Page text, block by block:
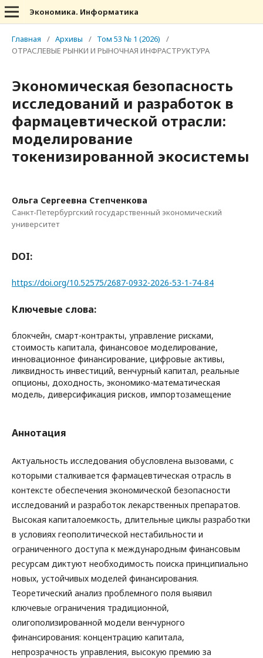
Экономика. Информатика
Главная / Архивы / Том 53 № 1 (2026)
/
ОТРАСЛЕВЫЕ РЫНКИ И РЫНОЧНАЯ ИНФРАСТРУКТУРА
Экономическая безопасность
исследований и разработок в
фармацевтической отрасли:
моделирование
токенизированной экосистемы
Ольга Сергеевна Степченкова
Санкт-Петербургский государственный экономический
университет
DOI:
https://doi.org/10.52575/2687-0932-2026-53-1-74-84
Ключевые слова:
блокчейн, смарт-контракты, управление рисками,
стоимость капитала, финансовое моделирование,
инновационное финансирование, цифровые активы,
ликвидность инвестиций, венчурный капитал, реальные
опционы, доходность, экономико-математическая
модель, диверсификация рисков, импортозамещение
Аннотация
Актуальность исследования обусловлена вызовами, с
которыми сталкивается фармацевтическая отрасль в
контексте обеспечения экономической безопасности
исследований и разработок лекарственных препаратов.
Высокая капиталоемкость, длительные циклы разработки
в условиях геополитической нестабильности и
ограниченного доступа к международным финансовым
ресурсам диктуют необходимость поиска принципиально
новых, устойчивых моделей финансирования.
Теоретический анализ проблемного поля выявил
ключевые ограничения традиционной,
олигополизированной модели венчурного
финансирования: концентрацию капитала,
непрозрачность управления, высокую премию за